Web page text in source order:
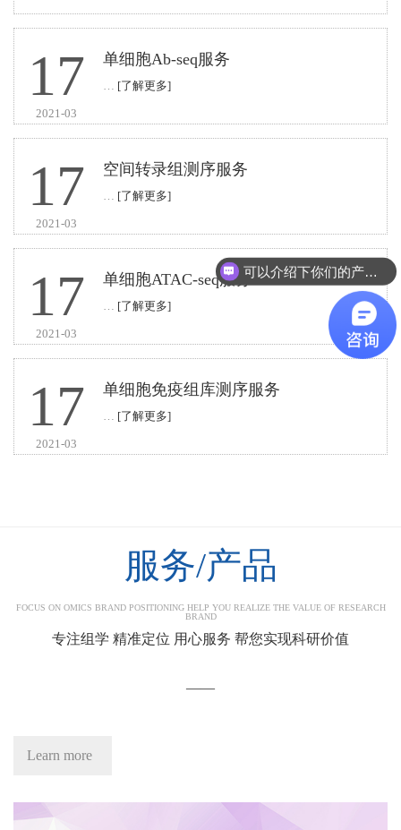
17
2021-03
单细胞Ab-seq服务
… [了解更多]
17
2021-03
空间转录组测序服务
… [了解更多]
17
2021-03
单细胞ATAC-seq服务
… [了解更多]
17
2021-03
单细胞免疫组库测序服务
… [了解更多]
服务/产品
FOCUS ON OMICS BRAND POSITIONING HELP YOU REALIZE THE VALUE OF RESEARCH
BRAND
专注组学 精准定位 用心服务 帮您实现科研价值
——
Learn more
可以介绍下你们的产品么